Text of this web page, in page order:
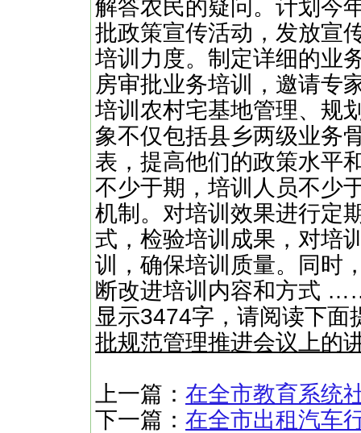
解答农民的疑问。计划今
批政策宣传活动，发放宣
培训力度。制定详细的业
房审批业务培训，邀请专
培训农村宅基地管理、规
象不仅包括县乡两级业务
表，提高他们的政策水平
不少于期，培训人员不少
机制。对培训效果进行定
式，检验培训成果，对培
训，确保培训质量。同时
断改进培训内容和方式
显示3474字，请阅读下面
批规范管理推进会议上的
上一篇： 在全市教育系统
下一篇： 在全市出租汽车